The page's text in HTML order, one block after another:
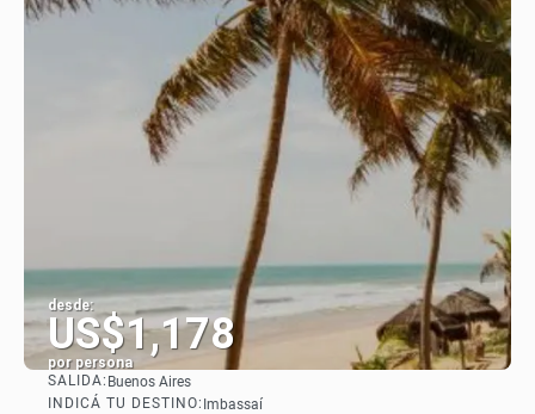
desde:
US$1,178
por persona
Ver
SALIDA: Buenos Aires
INDICÁ TU DESTINO: Imbassaí